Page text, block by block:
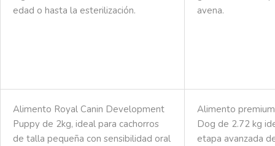
edad o hasta la esterilización.
avena.
Alimento Royal Canin Development
Puppy de 2kg, ideal para cachorros
de talla pequeña con sensibilidad oral
Alimento
Dog de 2.72 kg
etapa avanzada